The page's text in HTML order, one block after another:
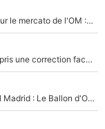
Medina, Rulli, Paixao... ça part dans tous les sens sur le mercato de l'OM : Frank McCourt va enfin récupérer l'argent qu'il attend ?
Sans Ousmane Dembélé et Désiré Doué, le PSG a pris une correction face à Majorque : Luis Enrique attend avec impatience des renforts !
Coup de théâtre en Espagne, Rodri va trahir le Real Madrid : Le Ballon d'Or a choisi de signer au FC Barcelone !